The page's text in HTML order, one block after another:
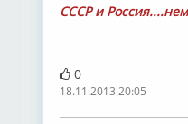
СССР и
0
18.11.2013 20:05